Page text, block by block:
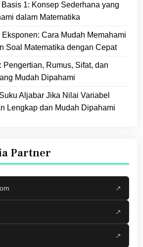
1: Konsep Sederhana yang
dalam Matematika
Cara Mudah Memahami
Soal Matematika dengan Cepat
Pengertian, Rumus, Sifat, dan
Mudah Dipahami
Aljabar Jika Nilai Variabel
Lengkap dan Mudah Dipahami
Partner
↗
↗
↗